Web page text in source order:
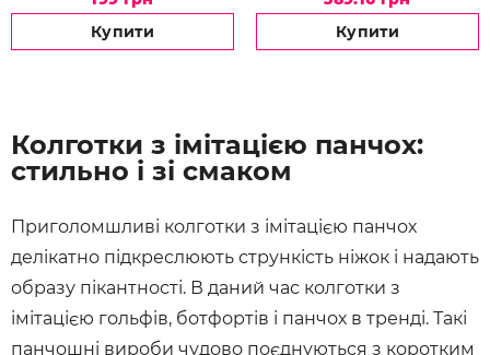
Купити
Купити
Колготки з імітацією панчох:
стильно і зі смаком
Приголомшливі колготки з імітацією панчох
делікатно підкреслюють стрункість ніжок і надають
образу пікантності. В даний час колготки з
імітацією гольфів, ботфортів і панчох в тренді. Такі
панчошні вироби чудово поєднуються з коротким